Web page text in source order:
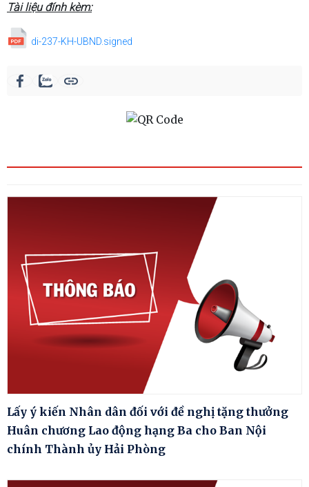
Tài liệu đính kèm:
di-237-KH-UBND.signed
Lấy ý kiến Nhân dân đối với đề nghị tặng thưởng
Huân chương Lao động hạng Ba cho Ban Nội
chính Thành ủy Hải Phòng